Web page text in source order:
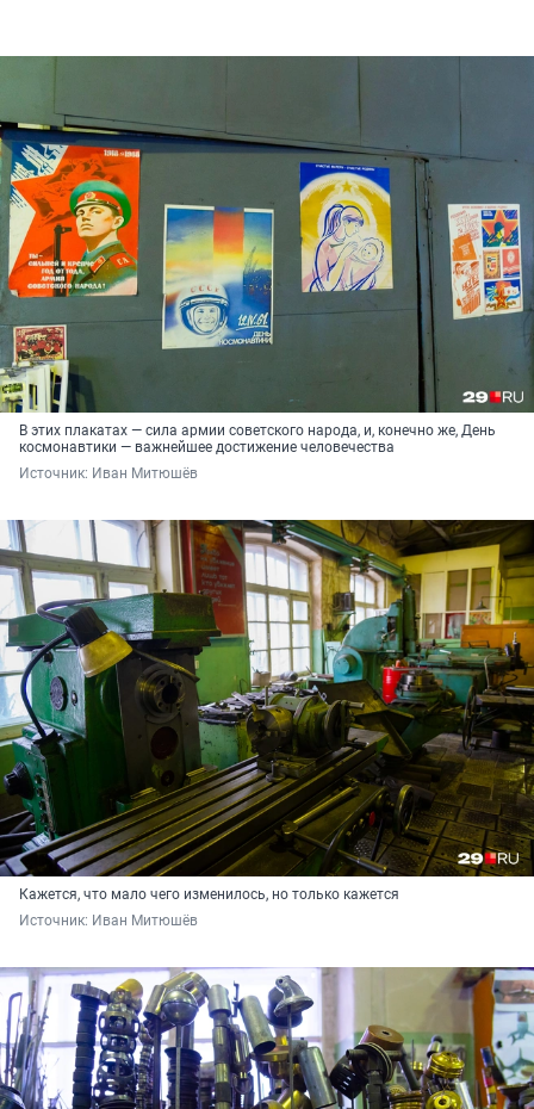
В этих плакатах — сила армии советского народа, и, конечно же, День
космонавтики — важнейшее достижение человечества
Источник: Иван Митюшёв
Кажется, что мало чего изменилось, но только кажется
Источник: Иван Митюшёв